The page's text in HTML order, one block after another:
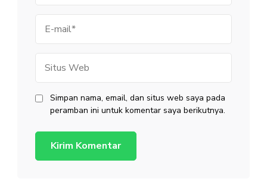
mail
Web
Simpan nama, email, dan situs web saya pada
peramban ini untuk komentar saya berikutnya.